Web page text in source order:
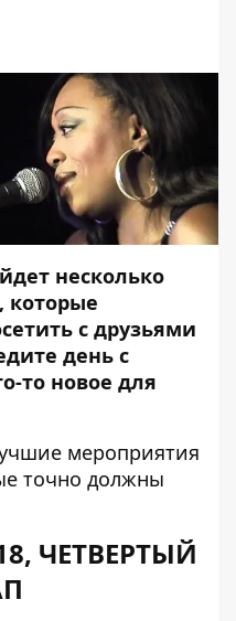
несколько
которые
с друзьями
день с
то новое для
мероприятия
точно должны
ЧЕТВЕРТЫЙ